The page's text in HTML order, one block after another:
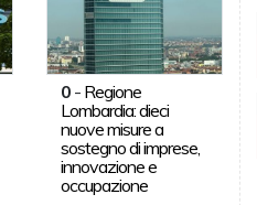
0 - Regione
Lombardia: dieci
nuove misure a
sostegno di imprese,
innovazione e
occupazione